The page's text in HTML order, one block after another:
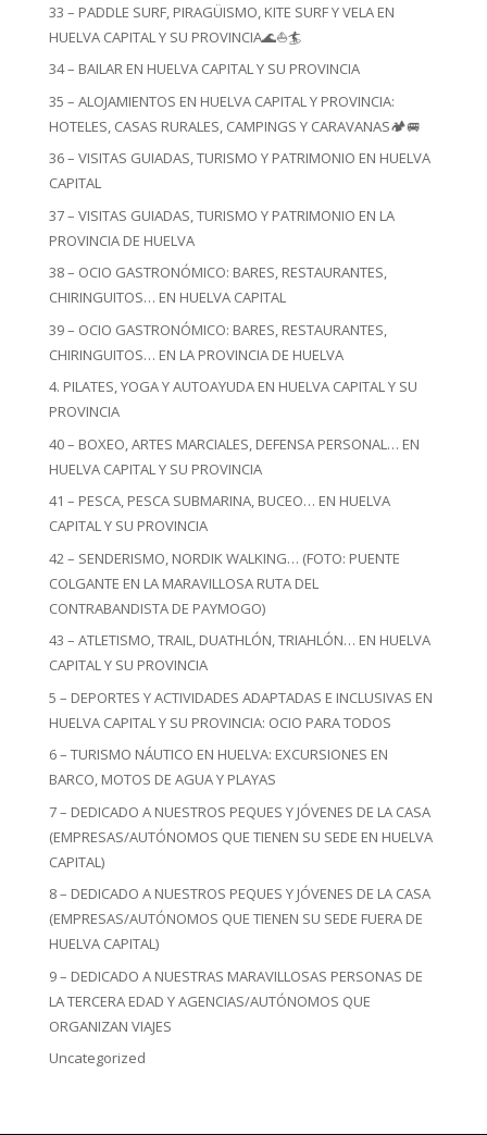
33 – PADDLE SURF, PIRAGÜISMO, KITE SURF Y VELA EN
HUELVA CAPITAL Y SU PROVINCIA🌊⛵🏄
34 – BAILAR EN HUELVA CAPITAL Y SU PROVINCIA
35 – ALOJAMIENTOS EN HUELVA CAPITAL Y PROVINCIA:
HOTELES, CASAS RURALES, CAMPINGS Y CARAVANAS🏕️🚐
36 – VISITAS GUIADAS, TURISMO Y PATRIMONIO EN HUELVA
CAPITAL
37 – VISITAS GUIADAS, TURISMO Y PATRIMONIO EN LA
PROVINCIA DE HUELVA
38 – OCIO GASTRONÓMICO: BARES, RESTAURANTES,
CHIRINGUITOS… EN HUELVA CAPITAL
39 – OCIO GASTRONÓMICO: BARES, RESTAURANTES,
CHIRINGUITOS… EN LA PROVINCIA DE HUELVA
4. PILATES, YOGA Y AUTOAYUDA EN HUELVA CAPITAL Y SU
PROVINCIA
40 – BOXEO, ARTES MARCIALES, DEFENSA PERSONAL… EN
HUELVA CAPITAL Y SU PROVINCIA
41 – PESCA, PESCA SUBMARINA, BUCEO… EN HUELVA
CAPITAL Y SU PROVINCIA
42 – SENDERISMO, NORDIK WALKING… (FOTO: PUENTE
COLGANTE EN LA MARAVILLOSA RUTA DEL
CONTRABANDISTA DE PAYMOGO)
43 – ATLETISMO, TRAIL, DUATHLÓN, TRIAHLÓN… EN HUELVA
CAPITAL Y SU PROVINCIA
5 – DEPORTES Y ACTIVIDADES ADAPTADAS E INCLUSIVAS EN
HUELVA CAPITAL Y SU PROVINCIA: OCIO PARA TODOS
6 – TURISMO NÁUTICO EN HUELVA: EXCURSIONES EN
BARCO, MOTOS DE AGUA Y PLAYAS
7 – DEDICADO A NUESTROS PEQUES Y JÓVENES DE LA CASA
(EMPRESAS/AUTÓNOMOS QUE TIENEN SU SEDE EN HUELVA
CAPITAL)
8 – DEDICADO A NUESTROS PEQUES Y JÓVENES DE LA CASA
(EMPRESAS/AUTÓNOMOS QUE TIENEN SU SEDE FUERA DE
HUELVA CAPITAL)
9 – DEDICADO A NUESTRAS MARAVILLOSAS PERSONAS DE
LA TERCERA EDAD Y AGENCIAS/AUTÓNOMOS QUE
ORGANIZAN VIAJES
Uncategorized